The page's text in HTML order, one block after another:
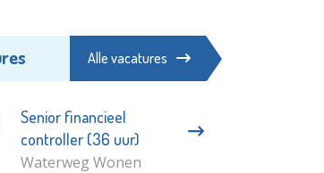
Alle vacatures
Senior financieel
controller (36 uur)
Waterweg Wonen